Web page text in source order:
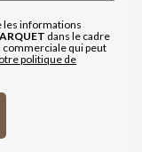
les informations
dans le cadre
commerciale qui peut
politique de